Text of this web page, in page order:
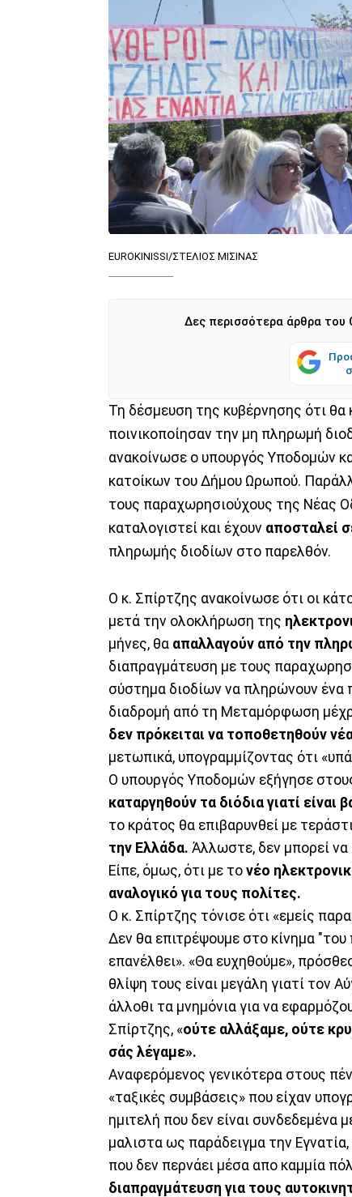
EUROKINISSI/ΣΤΕΛΙΟΣ ΜΙΣΙΝΑΣ
Δες περισσότερα άρθρα του
Τη δέσμευση της κυβέρνησης ότι θα
ποινικοποίησαν την μη πληρωμή
ανακοίνωσε ο υπουργός Υποδομών
κατοίκων του Δήμου Ωρωπού.
τους παραχωρησιούχους της Νέας
καταλογιστεί και έχουν αποσταλεί
πληρωμής διοδίων στο παρελθόν.
Ο κ. Σπίρτζης ανακοίνωσε ότι οι
μετά την ολοκλήρωση της
μήνες, θα απαλλαγούν από την
διαπραγμάτευση με τους
σύστημα διοδίων να πληρώνουν ένα
διαδρομή από τη Μεταμόρφωση
δεν πρόκειται να τοποθετηθούν
μετωπικά, υπογραμμίζοντας ότι
Ο υπουργός Υποδομών εξήγησε
καταργηθούν τα διόδια γιατί
το κράτος θα επιβαρυνθεί με
την Ελλάδα. Άλλωστε, δεν μπορεί
Είπε, όμως, ότι με το νέο
αναλογικό για τους πολίτες.
Ο κ. Σπίρτζης τόνισε ότι «εμείς
Δεν θα επιτρέψουμε στο κίνημα
επανέλθει». «Θα ευχηθούμε»,
θλίψη τους είναι μεγάλη γιατί τον
άλλοθι τα μνημόνια για να
Σπίρτζης, «ούτε αλλάξαμε, ούτε
σάς λέγαμε».
Αναφερόμενος γενικότερα στους
«ταξικές συμβάσεις» που είχαν
ημιτελή που δεν είναι συνδεδεμένα
μαλιστα ως παράδειγμα την
που δεν περνάει μέσα απο καμμία
διαπραγμάτευση για τους